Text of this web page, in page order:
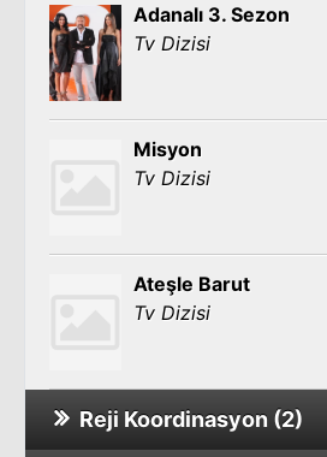
Adanalı 3. Sezon
Tv Dizisi
Misyon
Tv Dizisi
Ateşle Barut
Tv Dizisi
Reji Koordinasyon (2)